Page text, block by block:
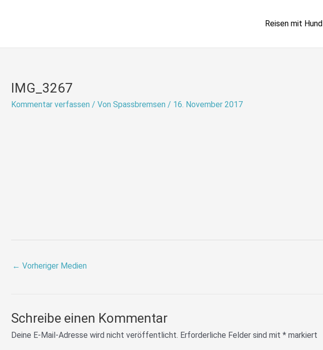
Reisen mit Hund
IMG_3267
Kommentar verfassen / Von Spassbremsen / 16. November 2017
← Vorheriger Medien
Schreibe einen Kommentar
Deine E-Mail-Adresse wird nicht veröffentlicht. Erforderliche Felder sind mit * markiert